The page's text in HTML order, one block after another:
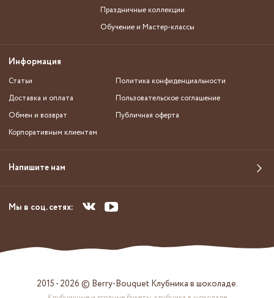
Праздничные коллекции
Обучение и Мастер-классы
Информация
Статьи
Доставка и оплата
Обмен и возврат
Корпоративным клиентам
Политика конфиденциальности
Пользовательское соглашение
Публичная оферта
Напишите нам
Мы в соц. сетях:
2015 - 2026 © Berry-Bouquet Клубника в шоколаде.